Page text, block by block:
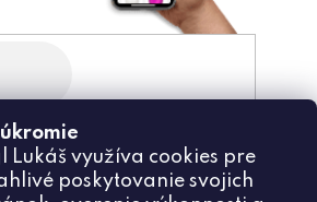
Lukáš využíva cookies pre
poskytovanie svojich
zo
údajov